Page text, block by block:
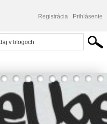
Registrácia Prihlásenie